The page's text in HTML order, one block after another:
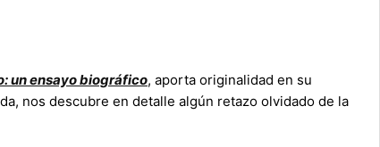
un ensayo biográfico, aporta originalidad en su
nos descubre en detalle algún retazo olvidado de la